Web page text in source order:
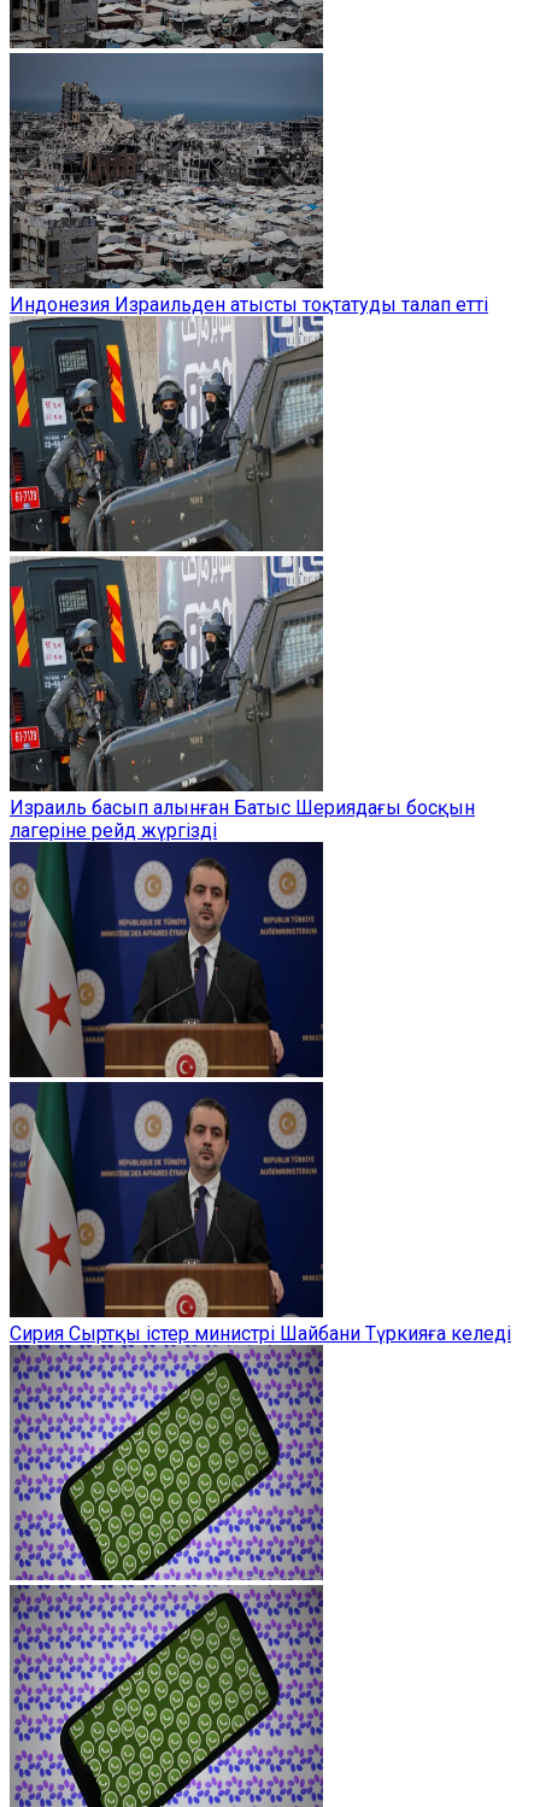
Индонезия Израильден атысты тоқтатуды талап етті
Израиль басып алынған Батыс Шериядағы босқын
лагеріне рейд жүргізді
Сирия Сыртқы істер министрі Шайбани Түркияға келеді